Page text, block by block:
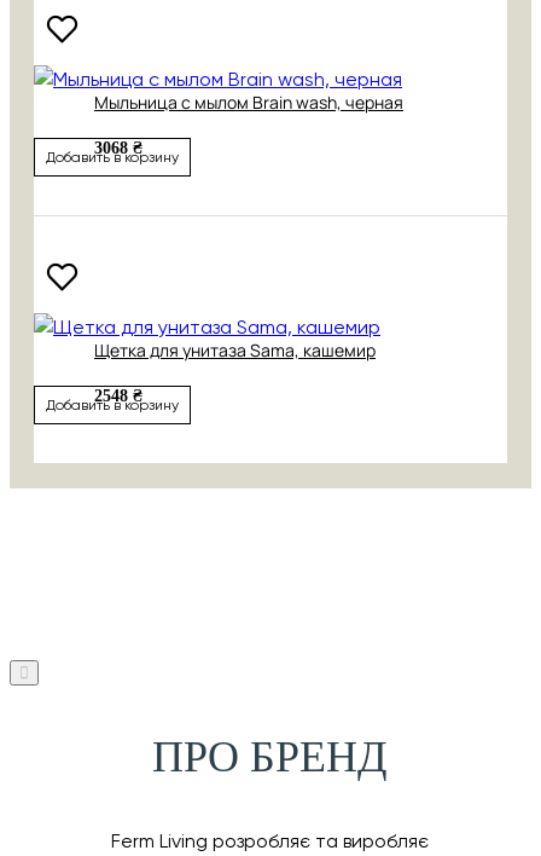
Мыльница с мылом Brain wash, черная
3068 ₴
Добавить в корзину
Щетка для унитаза Sama, кашемир
2548 ₴
Добавить в корзину
ПРО БРЕНД
Ferm Living розробляє та виробляє